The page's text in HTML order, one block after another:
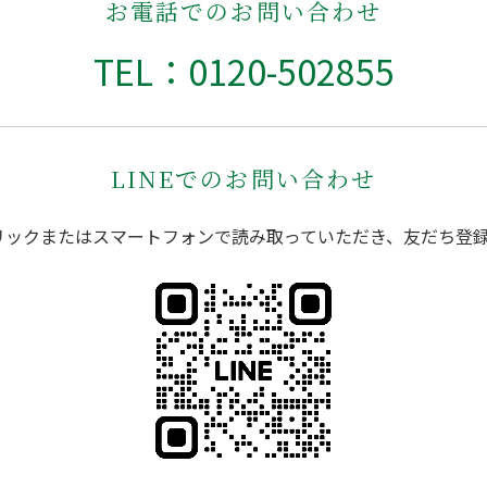
お電話でのお問い合わせ
TEL：0120-502855
LINEでのお問い合わせ
クまたはスマートフォンで読み取っていただき、友だち登